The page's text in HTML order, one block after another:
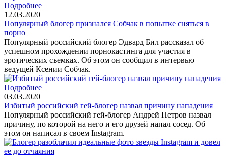
Подробнее
12.03.2020
Популярный блогер признался Собчак в попытке сняться в
порно
Популярный российский блогер Эдвард Бил рассказал об
успешном прохождении порнокастинга для участия в
эротических съемках. Об этом он сообщил в интервью
ведущей Ксении Собчак.
Подробнее
03.03.2020
Избитый российский гей-блогер назвал причину нападения
Популярный российский гей-блогер Андрей Петров назвал
причину, по которой на него и его друзей напал сосед. Об
этом он написал в своем Instagram.